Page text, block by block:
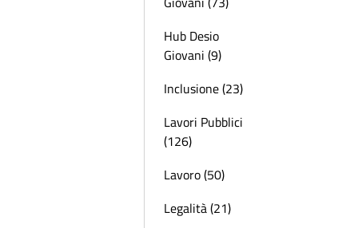
Hub Desio
Giovani (9)
Inclusione (23)
Lavori Pubblici
(126)
Lavoro (50)
Legalità (21)